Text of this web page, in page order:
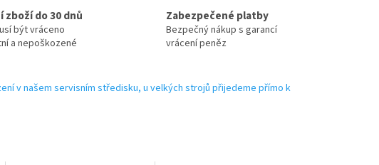
zboží do 30 dnů
být vráceno
a nepoškozené
Zabezpečené platby
Bezpečný nákup s garancí
vrácení peněz
v našem servisním středisku, u velkých strojů přijedeme přímo k